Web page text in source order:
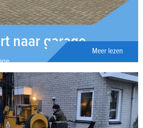
naar garage Meer lezen